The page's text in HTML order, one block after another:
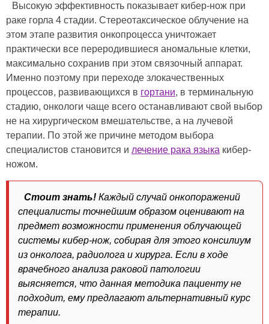
Высокую эффективность показывает кибер-нож при
раке горла 4 стадии. Стереотаксическое облучение на
этом этапе развития онкопроцесса уничтожает
практически все переродившиеся аномальные клетки,
максимально сохранив при этом связочный аппарат.
Именно поэтому при переходе злокачественных
процессов, развивающихся в гортани, в терминальную
стадию, онкологи чаще всего останавливают свой выбор
не на хирургическом вмешательстве, а на лучевой
терапии. По этой же причине методом выбора
специалистов становится и лечение рака языка кибер-
ножом.
Стоит знать! Каждый случай онкопоражений
специалисты точнейшим образом оценивают на
предмет возможности применения облучающей
системы кибер-нож, собирая для этого консилиум
из онколога, радиолога и хирурга. Если в ходе
врачебного анализа раковой патологии
выясняется, что данная методика пациенту не
подходит, ему предлагают альтернативный курс
терапии.